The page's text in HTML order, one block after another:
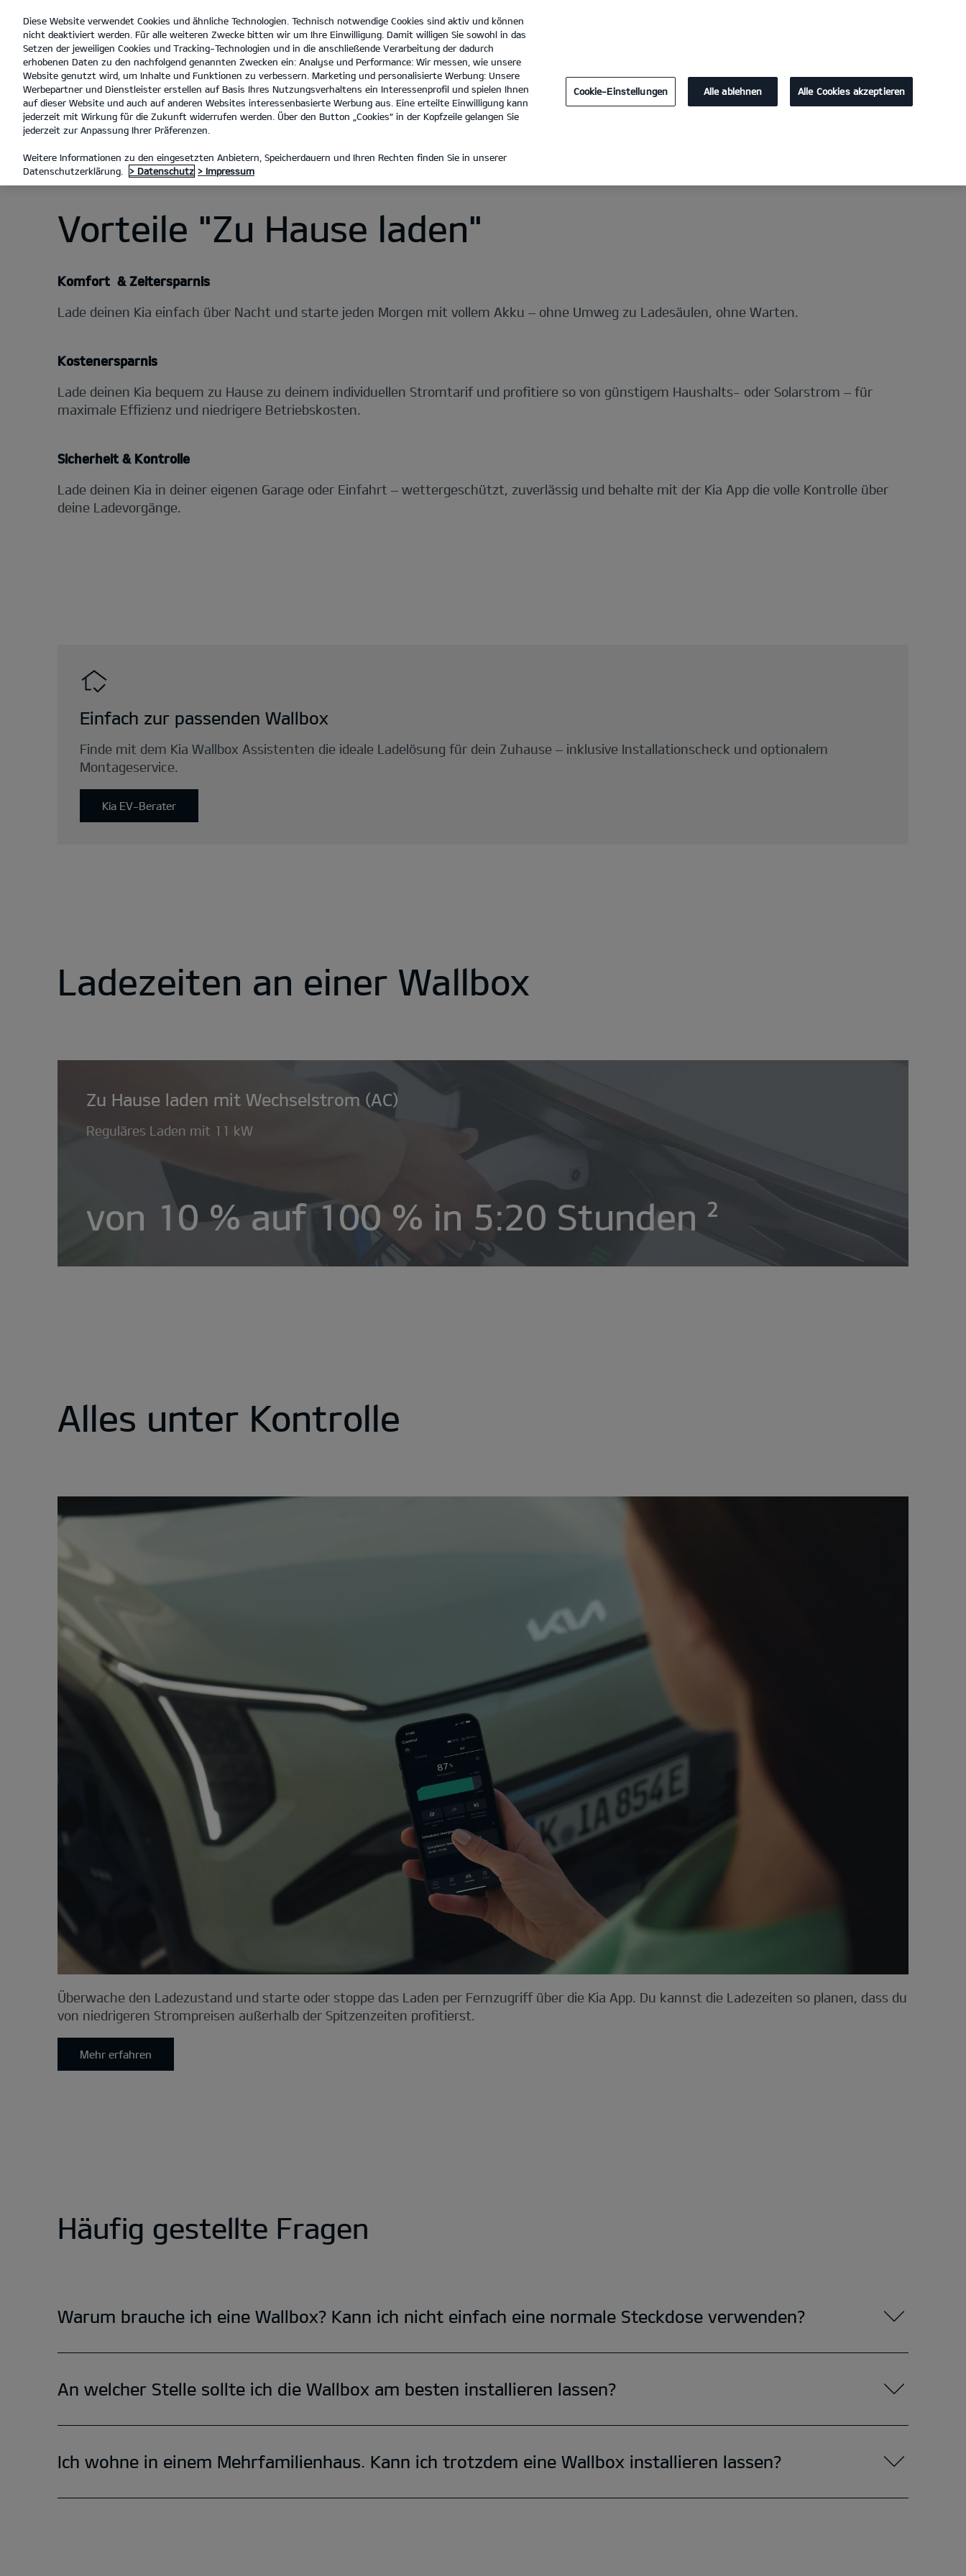
open
menu
Autohaus Burian e.K. Tel. :05141-978527-0
Entdecken Zu Hause laden Öffentliches Laden Laden im Unternehmen
LADEN MIT KIA CHARGE
Diese Website verwendet Cookies und ähnliche Technologien. Technisch notwendige Cookies sind aktiv und können
nicht deaktiviert werden. Für alle weiteren Zwecke bitten wir um Ihre Einwilligung. Damit willigen Sie sowohl in das
Setzen der jeweiligen Cookies und Tracking-Technologien und in die anschließende Verarbeitung der dadurch
erhobenen Daten zu den nachfolgend genannten Zwecken ein: Analyse und Performance: Wir messen, wie unsere
Website genutzt wird, um Inhalte und Funktionen zu verbessern. Marketing und personalisierte Werbung: Unsere
Werbepartner und Dienstleister erstellen auf Basis Ihres Nutzungsverhaltens ein Interessenprofil und spielen Ihnen
auf dieser Website und auch auf anderen Websites interessenbasierte Werbung aus. Eine erteilte Einwilligung kann
jederzeit mit Wirkung für die Zukunft widerrufen werden. Über den Button „Cookies“ in der Kopfzeile gelangen Sie
jederzeit zur Anpassung Ihrer Präferenzen.
Weitere Informationen zu den eingesetzten Anbietern, Speicherdauern und Ihren Rechten finden Sie in unserer
Datenschutzerklärung.
> Datenschutz > Impressum
Cookie-Einstellungen Alle ablehnen Alle Cookies akzeptieren